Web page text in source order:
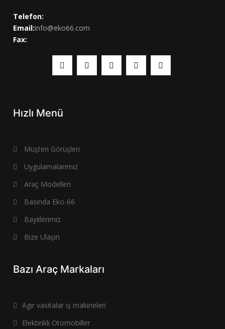
Telefon:
Email:info@eko66.com
Fax:
Hızlı Menü
Müşteri Görüşleri
Uygulamalarımız
Araç Modelleri
Basında Eko-66
Bayiilerimiz
Bize Ulaşın
Bazı Araç Markaları
Agır vasıtalar iş makineleri
Elektirikli Otomobiller